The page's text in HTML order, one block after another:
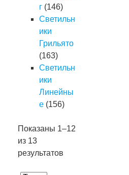
г (146)
Светильн
ики
Грильято
(163)
Светильн
ики
Линейны
е (156)
Показаны 1–12
из 13
результатов